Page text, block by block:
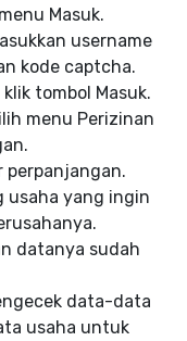
Masuk.
username
kode captcha.
tombol Masuk.
menu Perizinan
perpanjangan.
usaha yang ingin
datanya sudah
data-data
usaha untuk